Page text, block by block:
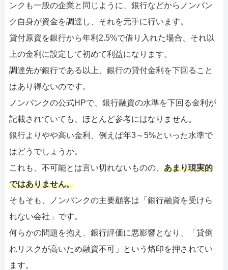
ンクも一般の企業と同じように、銀行などからノンバン
ク自身が資金を調達し、それを元手に行います。
貸付原資を銀行から年利2.5%で借り入れた場合、それ以
上の金利に設定して初めて利益になります。
調達先が銀行である以上、銀行の貸付金利を下回ること
はあり得ないのです。
ノンバンクの公式HPで、銀行融資の水準を下回る金利が
記載されていても、ほとんど参考にはなりません。
銀行よりやや高い金利、例えば年3～5%といった水準で
はどうでしょうか。
これも、不可能とは言い切れないものの、 あまり現実的
ではありません。
そもそも、ノンバンクの主要顧客は「銀行融資を受けら
れない会社」です。
何らかの問題を抱え、銀行評価に悪影響となり、「貸倒
れリスクが高いため融資不可」という烙印を押されてい
ます。